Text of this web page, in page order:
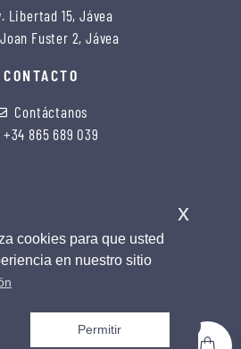
Libertad 15, Jávea
Fuster 2, Jávea
CONTACTO
Contáctanos
+34 865 689 039
cookies para que usted
en nuestro sitio
Permitir
x